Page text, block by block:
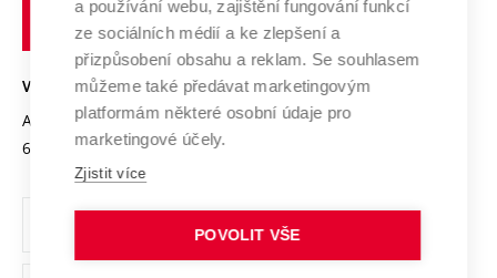
Open Science
Projekty
Projekty ze strukturálních fondů
Specifický výzkum
Mezinárodní dohody
Univerzitní sítě
Podnikavá univerzita / ContriBUTe
Bezpečná univerzita
Vyznamenání
Organizační struktura
Ochrana osobních údajů
technické
Brně
VYSOKÉ UČENÍ TECHNICKÉ V BRNĚ
Antonínská 548/1
602 00 Brno
www.vut.cz
vut@vutbr.cz
a používání webu, zajištění fungování funkcí
ze sociálních médií a ke zlepšení a
přizpůsobení obsahu a reklam. Se souhlasem
můžeme také předávat marketingovým
platformám některé osobní údaje pro
marketingové účely.
Zjistit více
POVOLIT VŠE